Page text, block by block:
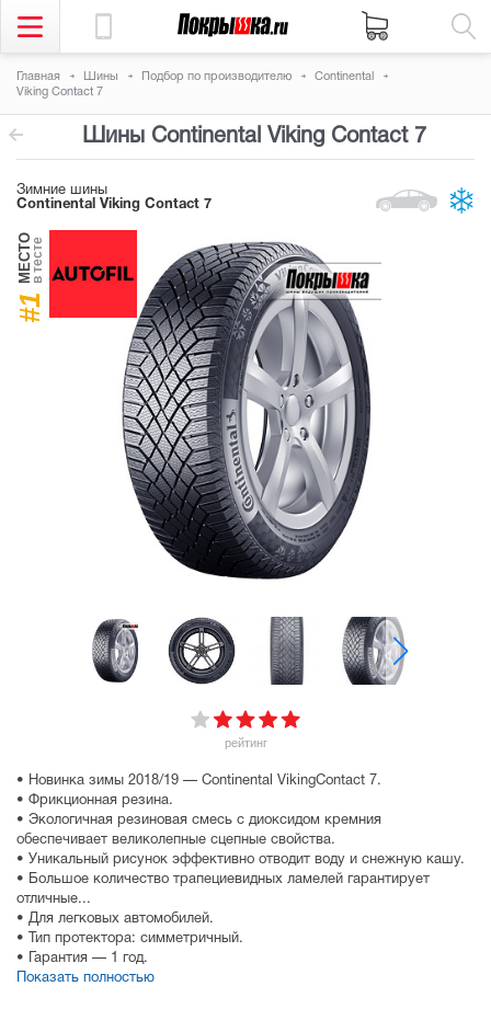
Главная Шины Подбор по производителю
Continental
Viking Contact 7
Шины Continental Viking Contact 7
Зимние шины
Continental Viking Contact 7
рейтинг
#1
МЕСТОв тесте
• Новинка зимы 2018/19 — Continental VikingContact 7.
• Фрикционная резина.
• Экологичная резиновая смесь с диоксидом кремния
обеспечивает великолепные сцепные свойства.
• Уникальный рисунок эффективно отводит воду и снежную кашу.
• Большое количество трапециевидных ламелей гарантирует
отличные...
• Для легковых автомобилей.
• Тип протектора: симметричный.
• Гарантия — 1 год.
Показать полностью